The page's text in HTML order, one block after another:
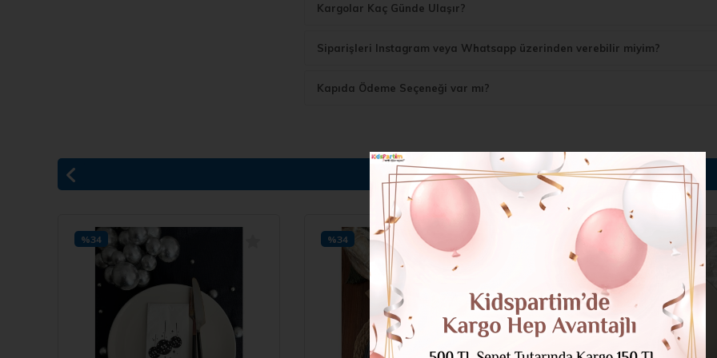
Kargolar Kaç Günde Ulaşır?
Siparişleri Instagram veya Whatsapp üzerinden verebilir miyim?
Kapıda Ödeme Seçeneği var mı?
BUNLARI GÖRDÜNÜZ MÜ?
%34 %34 %34